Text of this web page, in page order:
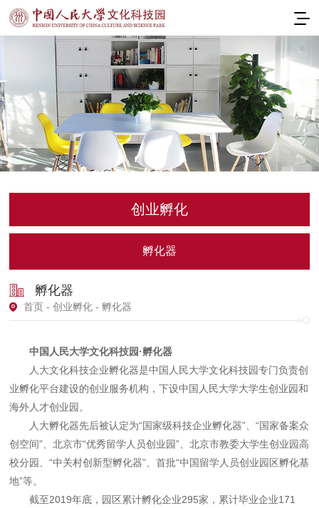
创业孵化
孵化器
孵化器
首页 -创业孵化 - 孵化器
中国人民大学文化科技园·孵化器
人大文化科技企业孵化器是中国人民大学文化科技园专门负责创
业孵化平台建设的创业服务机构，下设中国人民大学大学生创业园和
海外人才创业园。
人大孵化器先后被认定为“国家级科技企业孵化器”、“国家备案众
创空间”、北京市“优秀留学人员创业园”、北京市教委大学生创业园高
校分园、“中关村创新型孵化器”、首批“中国留学人员创业园区孵化基
地”等。
截至2019年底，园区累计孵化企业295家，累计毕业企业171